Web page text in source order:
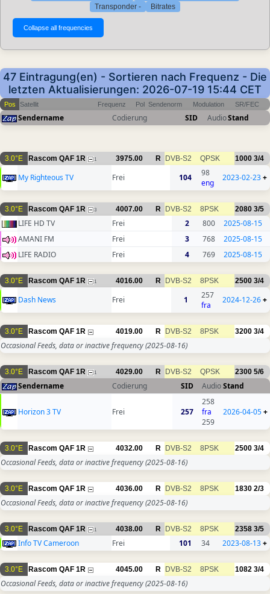
Transponder -
Bitrates
47 Eintragung(en) - Sortieren nach Frequenz - Die
letzten Aktualisierungen: 2026-07-19 15:44 CET
Pos Satellit Frequenz Pol Sendenorm Modulation SR/FEC
Sendername Codierung SID AudioStand
3.0°E Rascom QAF 1R 1 3975.00 R DVB-S2 QPSK 1000 3/4
My Righteous TV Frei 104
98
eng
2023-02-23+
3.0°E Rascom QAF 1R 3 4007.00 R DVB-S2 8PSK 2080 3/5
LIFE HD TV Frei 2 800
2025-08-15
AMANI FM
Frei 3 768
2025-08-15
LIFE RADIO
Frei 4 769 2025-08-15
3.0°E Rascom QAF 1R 1 4016.00 R DVB-S2 8PSK 2500 3/4
Dash News Frei 1
257
fra
2024-12-26+
3.0°E Rascom QAF 1R 4019.00 R DVB-S2 8PSK 3200 3/4
Occasional Feeds, data or inactive frequency(2025-08-16)
3.0°E Rascom QAF 1R 1 4029.00 R DVB-S2 QPSK 2300 5/6
Sendername Codierung SID AudioStand
Horizon 3 TV Frei 257
258
fra
259
2026-04-05+
3.0°E Rascom QAF 1R 4032.00 R DVB-S2 8PSK 2500 3/4
Occasional Feeds, data or inactive frequency(2025-08-16)
3.0°E Rascom QAF 1R 4036.00 R DVB-S2 8PSK 1830 2/3
Occasional Feeds, data or inactive frequency(2025-08-16)
3.0°E Rascom QAF 1R 1 4038.00 R DVB-S2 8PSK 2358 3/5
Info TV Cameroon Frei 101 34 2023-08-13+
3.0°E Rascom QAF 1R 4045.00 R DVB-S2 8PSK 1082 3/4
Occasional Feeds, data or inactive frequency(2025-08-16)